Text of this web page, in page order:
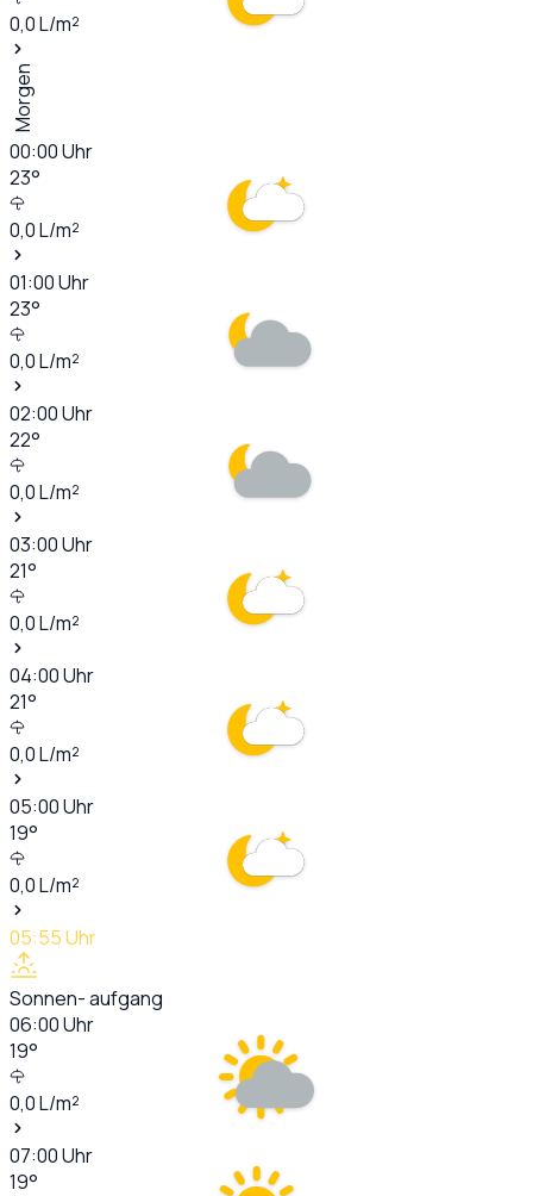
0,0L/m²
Morgen
00:00Uhr
23°
0,0L/m²
01:00Uhr
23°
0,0L/m²
02:00Uhr
22°
0,0L/m²
03:00Uhr
21°
0,0L/m²
04:00Uhr
21°
0,0L/m²
05:00Uhr
19°
0,0L/m²
05:55Uhr
Sonnen- aufgang
06:00Uhr
19°
0,0L/m²
07:00Uhr
19°